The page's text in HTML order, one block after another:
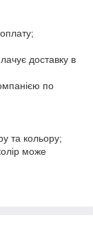
доставку в
по
та кольору;
може